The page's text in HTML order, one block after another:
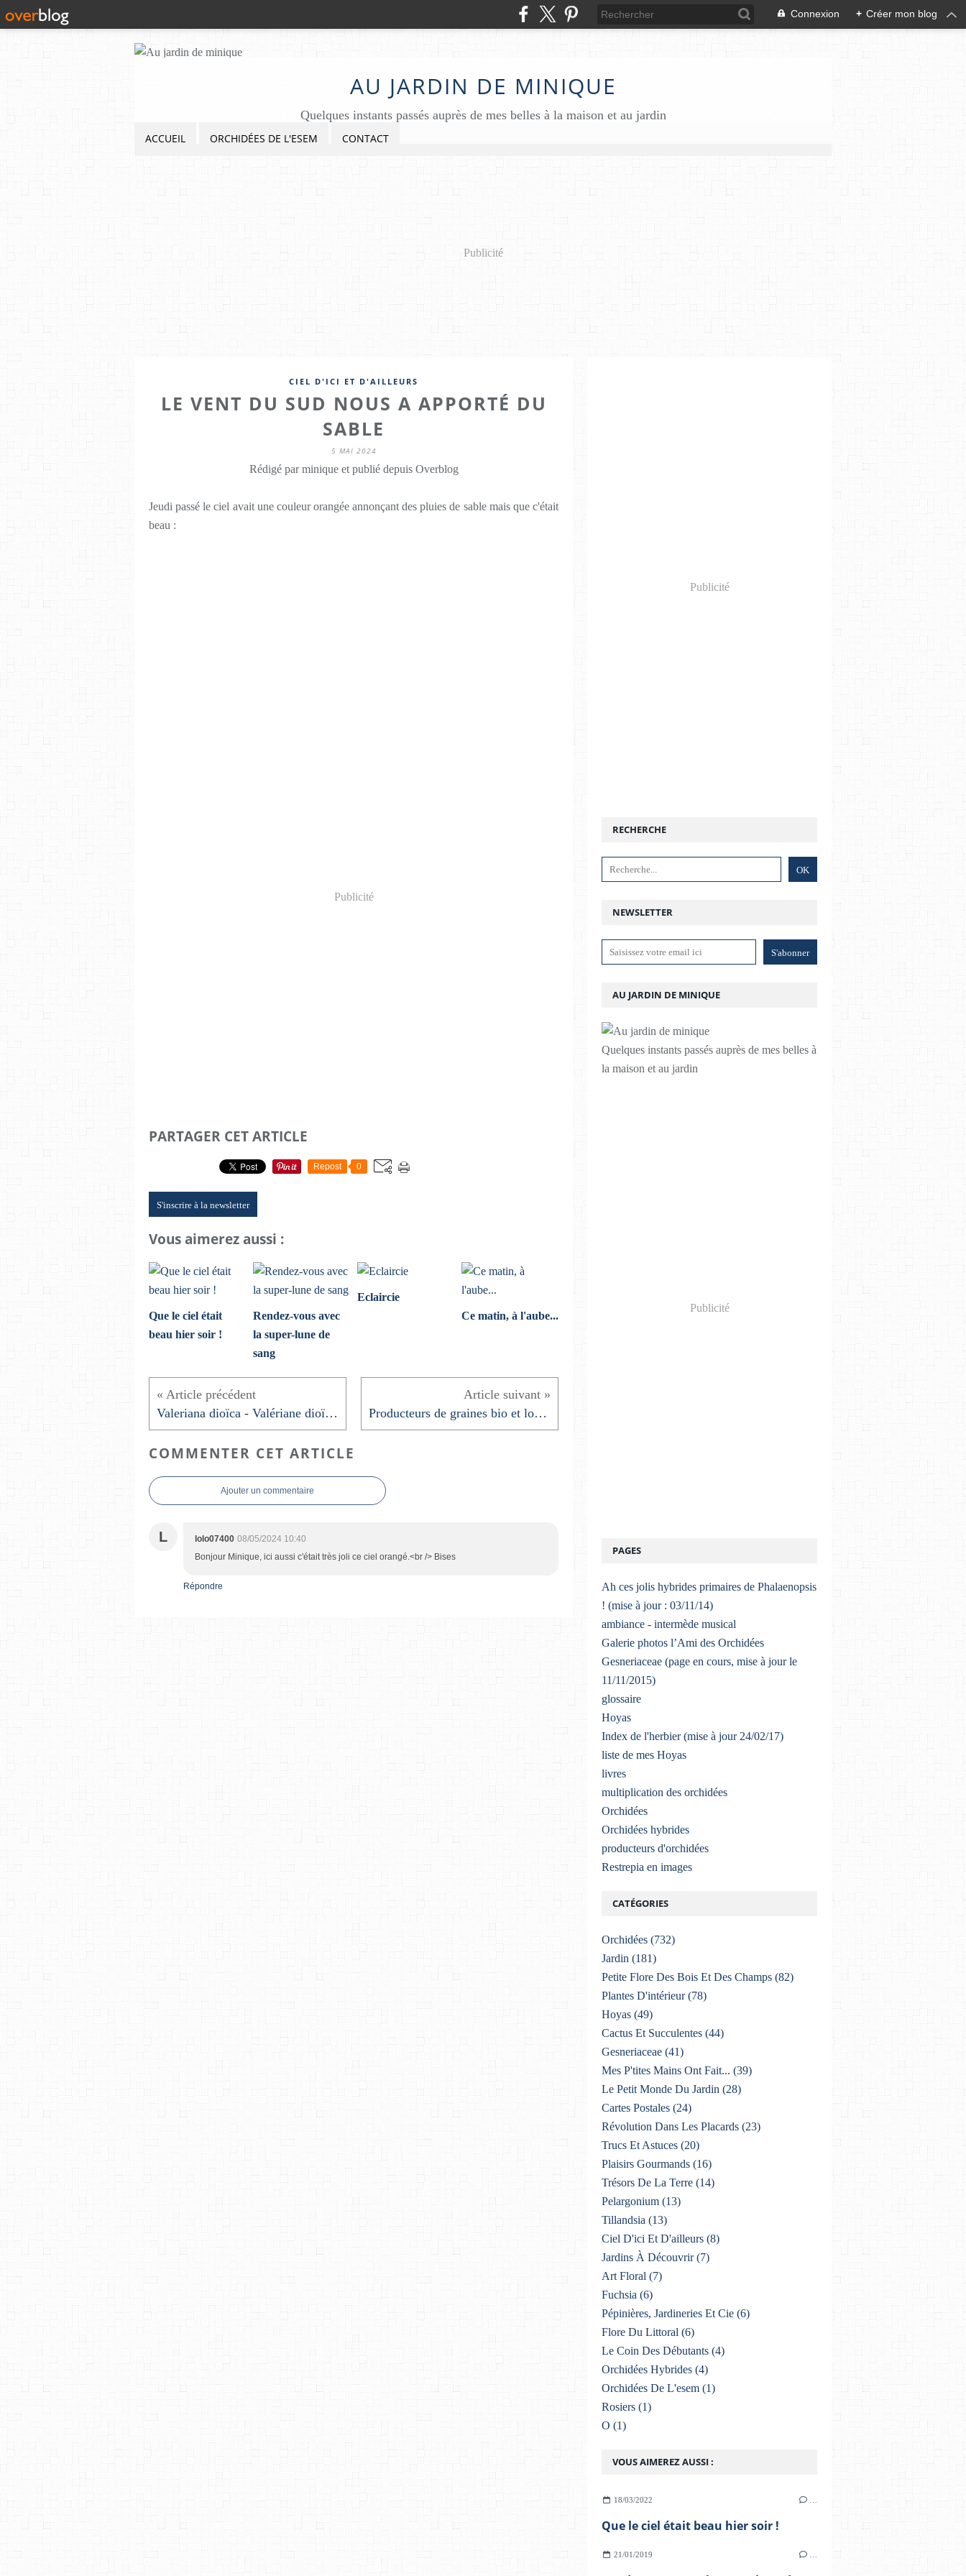
Connexion + Créer mon blog
AU JARDIN DE MINIQUE
Quelques instants passés auprès de mes belles à la maison et au jardin
ACCUEIL ORCHIDÉES DE L'ESEM CONTACT
Publicité
CIEL D'ICI ET D'AILLEURS
LE VENT DU SUD NOUS A APPORTÉ DU
SABLE
5 MAI 2024
Rédigé par minique et publié depuis Overblog
Jeudi passé le ciel avait une couleur orangée annonçant des pluies de sable mais que c'était
beau :
Publicité
PARTAGER CET ARTICLE
Repost 0
S'inscrire à la newsletter
Vous aimerez aussi :
Que le ciel était
beau hier soir !
Rendez-vous avec
la super-lune de
sang
Eclaircie
Ce matin, à l'aube...
Valeriana dioïca - Valériane dioïque Producteurs de graines bio et locales
COMMENTER CET ARTICLE
Ajouter un commentaire
L lolo07400 08/05/2024 10:40
Bonjour Minique, ici aussi c'était très joli ce ciel orangé.<br /> Bises
Répondre
Publicité
NEWSLETTER
RECHERCHE
AU JARDIN DE MINIQUE
Quelques instants passés auprès de mes belles à
la maison et au jardin
Publicité
VOUS AIMEREZ AUSSI :
18/03/2022
Que le ciel était beau hier soir !
21/01/2019
PAGES
Ah ces jolis hybrides primaires de Phalaenopsis
! (mise à jour : 03/11/14)
ambiance - intermède musical
Galerie photos l’Ami des Orchidées
Gesneriaceae (page en cours, mise à jour le
11/11/2015)
glossaire
Hoyas
Index de l'herbier (mise à jour 24/02/17)
liste de mes Hoyas
livres
multiplication des orchidées
Orchidées
Orchidées hybrides
producteurs d'orchidées
Restrepia en images
CATÉGORIES
Orchidées (732)
Jardin (181)
Petite Flore Des Bois Et Des Champs (82)
Plantes D'intérieur(78)
Hoyas (49)
Cactus Et Succulentes (44)
Gesneriaceae (41)
Mes P'tites Mains Ont Fait... (39)
Le Petit Monde Du Jardin (28)
Cartes Postales (24)
Révolution Dans Les Placards (23)
Trucs Et Astuces (20)
Plaisirs Gourmands (16)
Trésors De La Terre (14)
Pelargonium (13)
Tillandsia (13)
Ciel D'ici Et D'ailleurs (8)
Jardins À Découvrir(7)
Art Floral (7)
Fuchsia (6)
Pépinières, Jardineries Et Cie (6)
Flore Du Littoral (6)
Le Coin Des Débutants (4)
Orchidées Hybrides (4)
Orchidées De L'esem (1)
Rosiers (1)
O (1)